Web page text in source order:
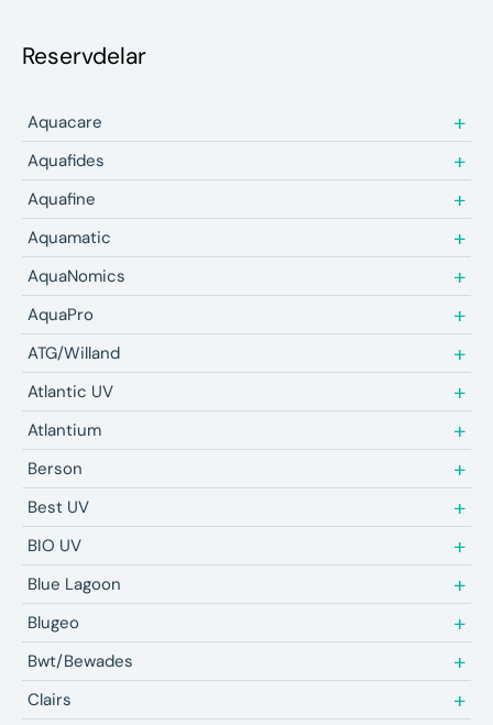
Aquacare
Aquafides
Aquafine
Aquamatic
AquaNomics
AquaPro
ATG/Willand
Atlantic UV
Atlantium
Berson
Best UV
BIO UV
Blue Lagoon
Blugeo
Bwt/Bewades
Clairs
Reservdelar